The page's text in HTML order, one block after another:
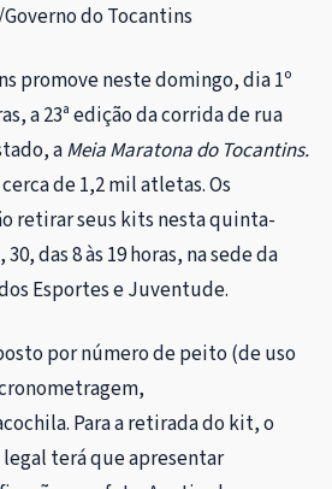
do Tocantins
promove neste domingo, dia 1º
a 23ª edição da corrida de rua
aMeia Maratona do Tocantins.
de1,2 mil atletas. Os
retirar seus kits nesta quinta-
30,das 8 às 19 horas, na sede da
Esportes e Juventude.
por número de peito (de uso
Para a retirada do kit, o
terá que apresentar